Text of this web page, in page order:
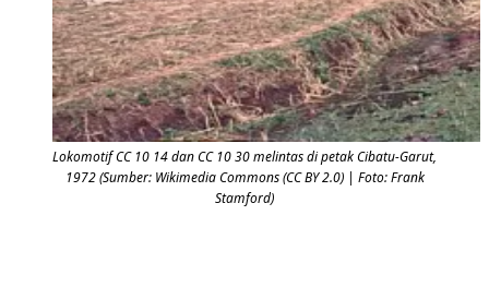
Lokomotif CC 10 14 dan CC 10 30 melintas di petak Cibatu-Garut,
1972 (Sumber: Wikimedia Commons (CC BY 2.0) | Foto: Frank
Stamford)